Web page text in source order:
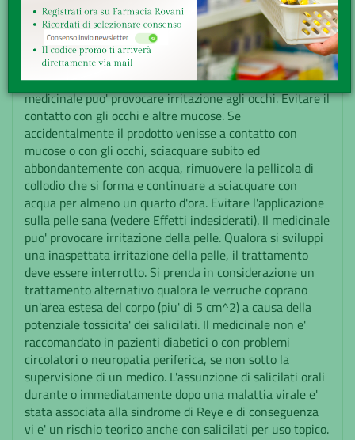
L'impiego, specie se prolungato, di prodotti per uso
topico puo' dare origine a fenomeni di sensibilizzazione.
In tal caso e' necessario interrompere il trattamento e
istituire un'idonea terapia. Applicare DUOFILM solo sulle
verruche senza debordare sulla cute sana circostante. Il
medicinale puo' provocare irritazione agli occhi. Evitare il
contatto con gli occhi e altre mucose. Se
accidentalmente il prodotto venisse a contatto con
mucose o con gli occhi, sciacquare subito ed
abbondantemente con acqua, rimuovere la pellicola di
collodio che si forma e continuare a sciacquare con
acqua per almeno un quarto d'ora. Evitare l'applicazione
sulla pelle sana (vedere Effetti indesiderati). Il medicinale
puo' provocare irritazione della pelle. Qualora si sviluppi
una inaspettata irritazione della pelle, il trattamento
deve essere interrotto. Si prenda in considerazione un
trattamento alternativo qualora le verruche coprano
un'area estesa del corpo (piu' di 5 cm^2) a causa della
potenziale tossicita' dei salicilati. Il medicinale non e'
raccomandato in pazienti diabetici o con problemi
circolatori o neuropatia periferica, se non sotto la
supervisione di un medico. L'assunzione di salicilati orali
durante o immediatamente dopo una malattia virale e'
stata associata alla sindrome di Reye e di conseguenza
vi e' un rischio teorico anche con salicilati per uso topico.